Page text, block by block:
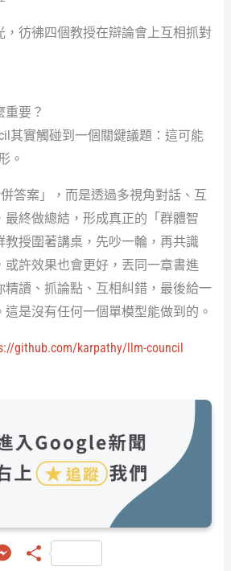
，彷彿四個教授在辯論會上互相抓對
重要？
其實觸碰到一個關鍵議題：這可能
。
答案」，而是透過多視角對話、互
最終做總結，形成真正的「群體智
教授圍著講桌，先吵一輪，再共識
或許效果也會更好，丟同一章書進
精讀、抓論點、互相糾錯，最後給一
是沒有任何一個單模型能做到的。
github.com/karpathy/llm-council
M 分